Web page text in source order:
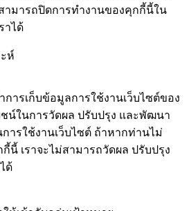
ามารถปิดการทำงานของคุกกี้นี้ใน
าได้
ห์
ารเก็บข้อมูลการใช้งานเว็บไซต์ของ
น์ในการวัดผล ปรับปรุง และพัฒนา
ารใช้งานเว็บไซต์ ถ้าหากท่านไม่
นี้ เราจะไม่สามารถวัดผล ปรับปรุง
ด้